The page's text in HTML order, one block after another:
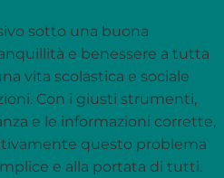
sotto una buona
e benessere a tutta
vita scolastica e sociale
Con i giusti strumenti,
e le informazioni corrette,
questo problema
e alla portata di tutti.